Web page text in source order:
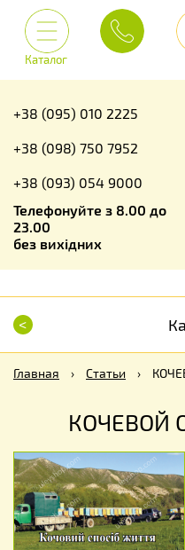
Каталог
+38 (095) 010 2225
+38 (098) 750 7952
+38 (093) 054 9000
Телефонуйте з 8.00 до
23.00
без вихідних
<
Главная › Статьи ›
КОЧЕВОЙ